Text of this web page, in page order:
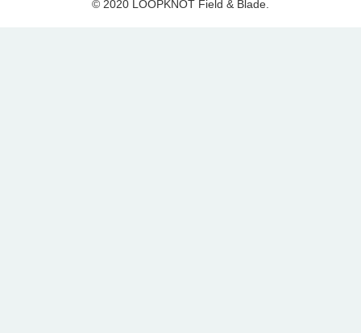
© 2020 LOOPKNOT Field & Blade.